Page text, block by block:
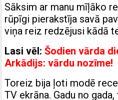
Sāksim ar manu mīļāko
rūpīgi pierakstīja savā
viņa reiz redzējusi kādā
Lasi vēl:Šodien vārda
Arkādijs: vārdu nozīme!
Toreiz bija ļoti modē
TV ekrāna. Gadu no